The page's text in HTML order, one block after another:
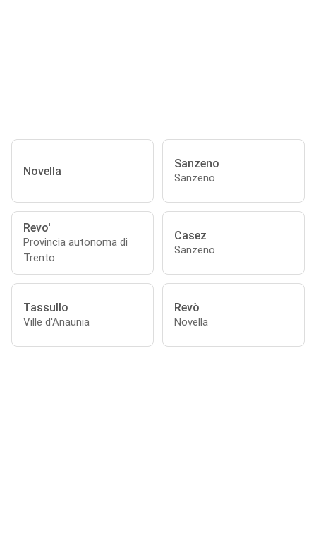
Novella
Sanzeno
Sanzeno
Revo'
Provincia autonoma di
Trento
Casez
Sanzeno
Tassullo
Ville d'Anaunia
Revò
Novella